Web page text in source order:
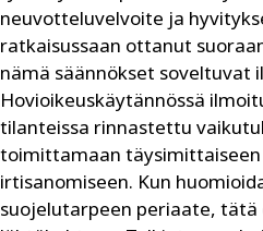
neuvotteluvelvoite ja
ratkaisussaan ottanut
nämä säännökset soveltuvat
Hovioikeuskäytännössä
tilanteissa rinnastettu
toimittamaan
irtisanomiseen. Kun
suojelutarpeen periaate, tätä